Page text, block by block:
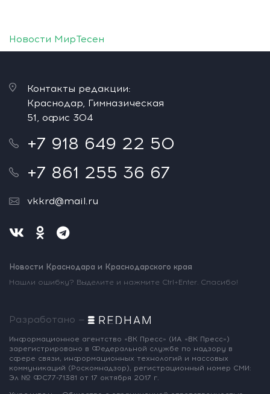
Новости МирТесен
Контакты редакции:
Краснодар, Гимназическая
51, офис 304
+7 918 649 22 50
+7 861 255 36 67
vkkrd@mail.ru
Новости Краснодара и Краснодарского края
Нашли ошибку? Выделите и нажмите Ctrl+Enter. Спасибо!
Разработано —
Информационное агентство «ВК Пресс» (ИА «ВК Пресс»)
зарегистрировано в Федеральной службе по надзору в
сфере связи, информационных технологий и массовых
коммуникаций (Роскомнадзор), регистрационный номер СМИ:
Эл № ФС77-71381 от 17 октября 2017 г.